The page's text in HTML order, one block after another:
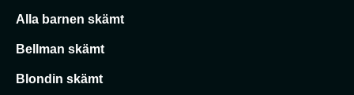
Alla barnen skämt
Bellman skämt
Blondin skämt